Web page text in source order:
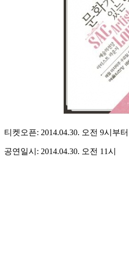
티켓오픈: 2014.04.30. 오전 9시부터
공연일시: 2014.04.30. 오전 11시